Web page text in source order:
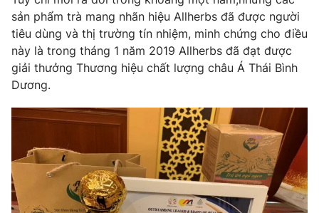
VTV Sức khoẻ Bất động sản
Thị trường 24h Tấm lòng Việt
VTV4 Vươn mình bằng AI
VTV9 VTV8
Liên hệ tòa soạn English
sản phẩm trà mang nhãn hiệu Allherbs đã được người
tiêu dùng và thị trường tín nhiệm, minh chứng cho điều
này là trong tháng 1 năm 2019 Allherbs đã đạt được
giải thưởng Thương hiệu chất lượng châu Á Thái Bình
Dương.